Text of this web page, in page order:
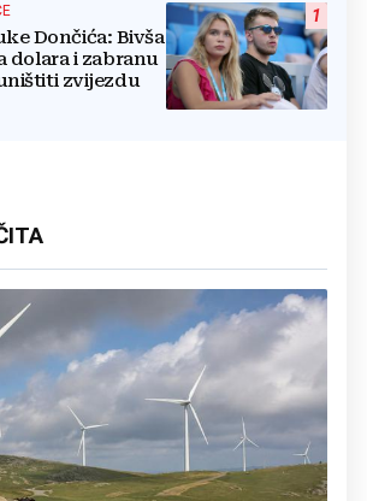
1
Dončića: Bivša
dolara i zabranu
zvijezdu